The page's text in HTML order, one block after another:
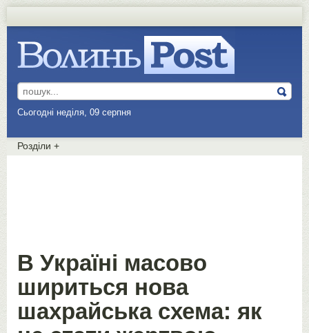
Сьогодні неділя, 09 серпня
Розділи +
В Україні масово
шириться нова
шахрайська схема: як